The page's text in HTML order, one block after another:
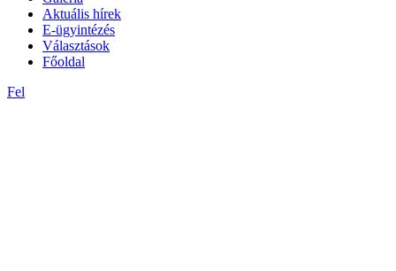
Aktuális hírek
E-ügyintézés
Választások
Főoldal
Fel